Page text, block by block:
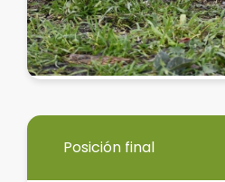
Posición final